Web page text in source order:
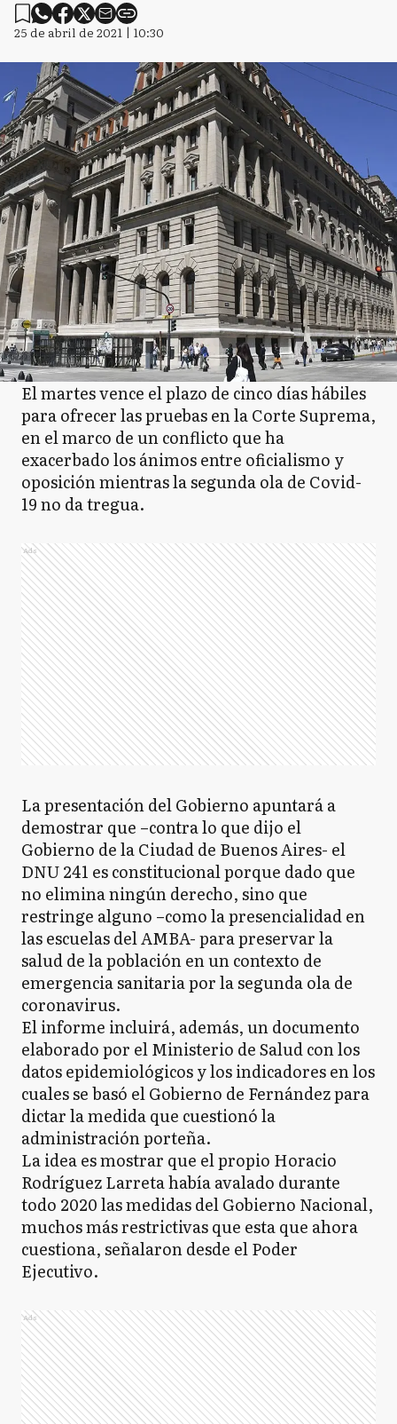
25 de abril de 2021 | 10:30
El martes vence el plazo de cinco días hábiles
para ofrecer las pruebas en la Corte Suprema,
en el marco de un conflicto que ha
exacerbado los ánimos entre oficialismo y
oposición mientras la segunda ola de Covid-
19 no da tregua.
Ads
La presentación del Gobierno apuntará a
demostrar que –contra lo que dijo el
Gobierno de la Ciudad de Buenos Aires- el
DNU 241 es constitucional porque dado que
no elimina ningún derecho, sino que
restringe alguno –como la presencialidad en
las escuelas del AMBA- para preservar la
salud de la población en un contexto de
emergencia sanitaria por la segunda ola de
coronavirus.
El informe incluirá, además, un documento
elaborado por el Ministerio de Salud con los
datos epidemiológicos y los indicadores en los
cuales se basó el Gobierno de Fernández para
dictar la medida que cuestionó la
administración porteña.
La idea es mostrar que el propio Horacio
Rodríguez Larreta había avalado durante
todo 2020 las medidas del Gobierno Nacional,
muchos más restrictivas que esta que ahora
cuestiona, señalaron desde el Poder
Ejecutivo.
Ads